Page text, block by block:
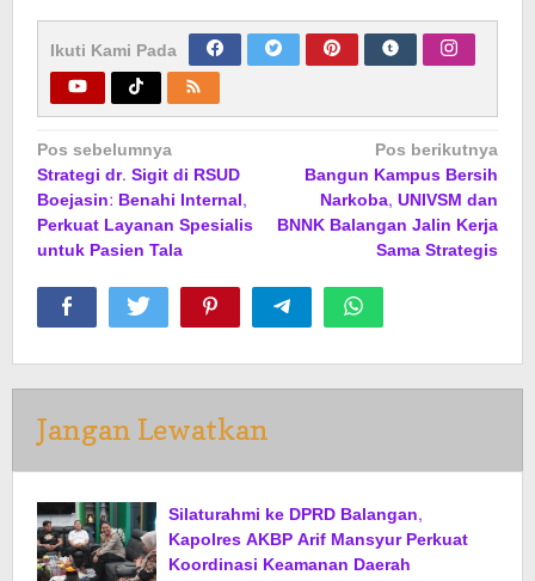
Ikuti Kami Pada
Navigasi
pos
Pos sebelumnya
Strategi dr. Sigit di RSUD
Boejasin: Benahi Internal,
Perkuat Layanan Spesialis
untuk Pasien Tala
Pos berikutnya
Bangun Kampus Bersih
Narkoba, UNIVSM dan
BNNK Balangan Jalin Kerja
Sama Strategis
Jangan Lewatkan
Silaturahmi ke DPRD Balangan,
Kapolres AKBP Arif Mansyur Perkuat
Koordinasi Keamanan Daerah